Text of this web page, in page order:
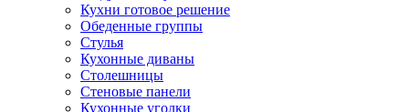
Кухни готовое решение
Обеденные группы
Стулья
Кухонные диваны
Столешницы
Стеновые панели
Кухонные уголки